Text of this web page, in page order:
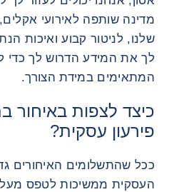
מדינה שותפה לאירועי
שלנו, לניטור קבוע ואיכות
לך את המידע הדרוש לך
המתאימים במידת הצורך.
כיצד לצפות באיחור
פירעון עסקית?
ככל שהתשלומים האיחורים
העסקית ממשיכות לטפס מעל